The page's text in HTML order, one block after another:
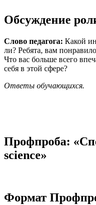
Обсуждение
Слово педагога: Какой
ли? Ребята, вам
Что вас больше всего
себя в этой сфере?
Ответы обучающихся.
Профпроба:
science»
Формат